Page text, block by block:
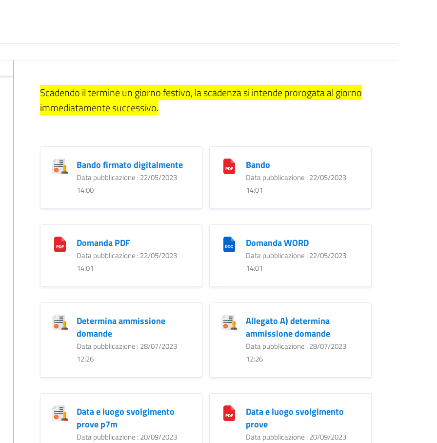
Scadendo il termine un giorno festivo, la scadenza si intende prorogata al giorno
immediatamente successivo.
Bando firmato digitalmente
Data pubblicazione : 22/05/2023
14:00
Bando
Data pubblicazione : 22/05/2023
14:01
Domanda PDF
Data pubblicazione : 22/05/2023
14:01
Domanda WORD
Data pubblicazione : 22/05/2023
14:01
Determina ammissione
domande
Data pubblicazione : 28/07/2023
12:26
Allegato A) determina
ammissione domande
Data pubblicazione : 28/07/2023
12:26
Data e luogo svolgimento
prove p7m
Data pubblicazione : 20/09/2023
Data e luogo svolgimento
prove
Data pubblicazione : 20/09/2023